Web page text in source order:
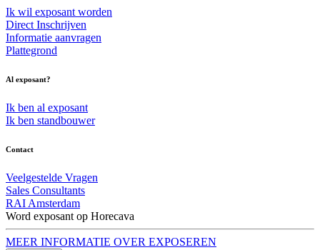
Ik wil exposant worden
Direct Inschrijven
Informatie aanvragen
Plattegrond
Al exposant?
Ik ben al exposant
Ik ben standbouwer
Contact
Veelgestelde Vragen
Sales Consultants
RAI Amsterdam
Word exposant op Horecava
MEER INFORMATIE OVER EXPOSEREN